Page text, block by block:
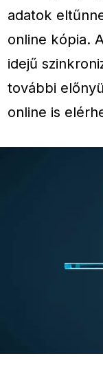
adatok
online kópia.
idejű
további
online is